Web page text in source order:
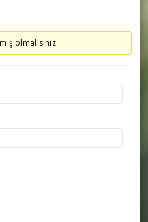
olmalısınız.